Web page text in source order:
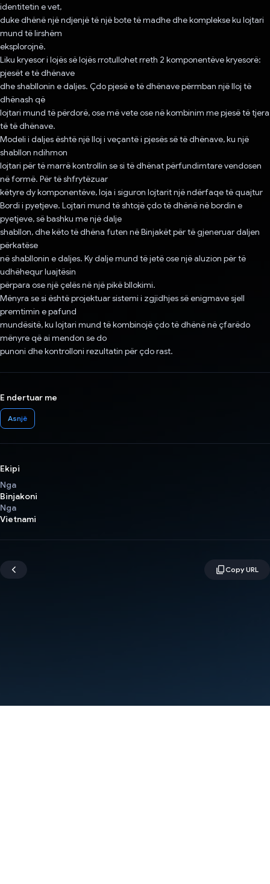
identitetin e vet,
duke dhënë një ndjenjë të një bote të madhe dhe komplekse ku lojtari
mund të lirshëm
eksplorojnë.
Liku kryesor i lojës së lojës rrotullohet rreth 2 komponentëve kryesorë:
pjesët e të dhënave
dhe shabllonin e daljes. Çdo pjesë e të dhënave përmban një lloj të
dhënash që
lojtari mund të përdorë, ose më vete ose në kombinim me pjesë të tjera
të të dhënave.
Modeli i daljes është një lloj i veçantë i pjesës së të dhënave, ku një
shabllon ndihmon
lojtari për të marrë kontrollin se si të dhënat përfundimtare vendosen
në formë. Për të shfrytëzuar
këtyre dy komponentëve, loja i siguron lojtarit një ndërfaqe të quajtur
Bordi i pyetjeve. Lojtari mund të shtojë çdo të dhënë në bordin e
pyetjeve, së bashku me një dalje
shabllon, dhe këto të dhëna futen në Binjakët për të gjeneruar daljen
përkatëse
në shabllonin e daljes. Ky dalje mund të jetë ose një aluzion për të
udhëhequr luajtësin
përpara ose një çelës në një pikë bllokimi.
Mënyra se si është projektuar sistemi i zgjidhjes së enigmave sjell
premtimin e pafund
mundësitë, ku lojtari mund të kombinojë çdo të dhënë në çfarëdo
mënyre që ai mendon se do
punoni dhe kontrolloni rezultatin për çdo rast.
E ndertuar me
Asnjë
Ekipi
Nga
Binjakoni
Nga
Vietnami